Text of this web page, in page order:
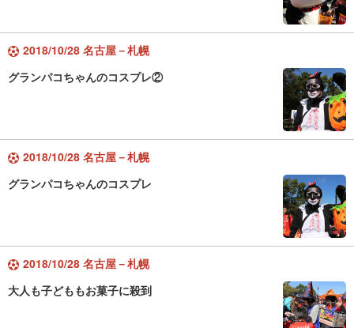
2018/10/28 名古屋－札幌
グランパコちゃんのコスプレ②
2018/10/28 名古屋－札幌
グランパコちゃんのコスプレ
2018/10/28 名古屋－札幌
大人も子どももお菓子に殺到